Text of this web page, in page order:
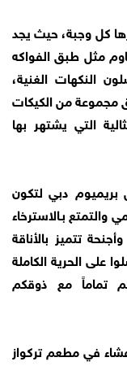
كل وجبة، حيث يجد
مثل طبق الفواكه
النكهات الغنية،
مجموعة من الكيكات
التي يشتهر بها
دبي لتكون
والتمتع بـالاسترخاء
تتميز بالأناقة
على الحرية الكاملة
تماماً مع ذوقكم
في مطعم تركواز